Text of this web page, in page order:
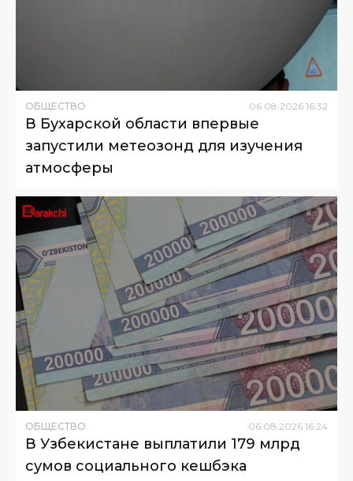
ОБЩЕСТВО 06.08.2026 16:32
В Бухарской области впервые
запустили метеозонд для изучения
атмосферы
ОБЩЕСТВО 06.08.2026 16:24
В Узбекистане выплатили 179 млрд
сумов социального кешбэка